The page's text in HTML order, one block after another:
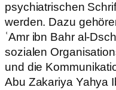
psychiatrischen
werden. Dazu
ʿAmr ibn Bahr al-
sozialen
und die
Abu Zakariya Yahya